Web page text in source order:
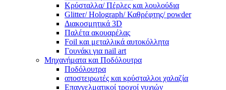
Κρύσταλλα/ Πέρλες και λουλούδια
Glitter/ Holograph/ Καθρέφτης/ powder
Διακοσμητικά 3D
Παλέτα ακουαρέλας
Foil και μεταλλικά αυτοκόλλητα
Γουνάκι για nail art
Μηχανήματα και Ποδόλουτρα
Ποδόλουτρα
αποστειρωτές και κρύσταλλοι χαλαζία
Επαγγελματικοί τροχοί νυχιών